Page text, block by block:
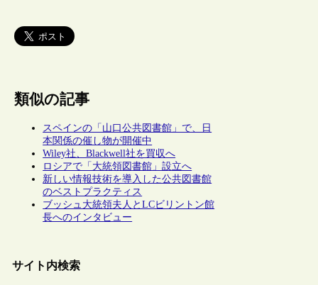
類似の記事
スペインの「山口公共図書館」で、日
本関係の催し物が開催中
Wiley社、Blackwell社を買収へ
ロシアで「大統領図書館」設立へ
新しい情報技術を導入した公共図書館
のベストプラクティス
ブッシュ大統領夫人とLCビリントン館
長へのインタビュー
サイト内検索